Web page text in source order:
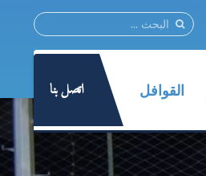
القوافل اتصل بنا